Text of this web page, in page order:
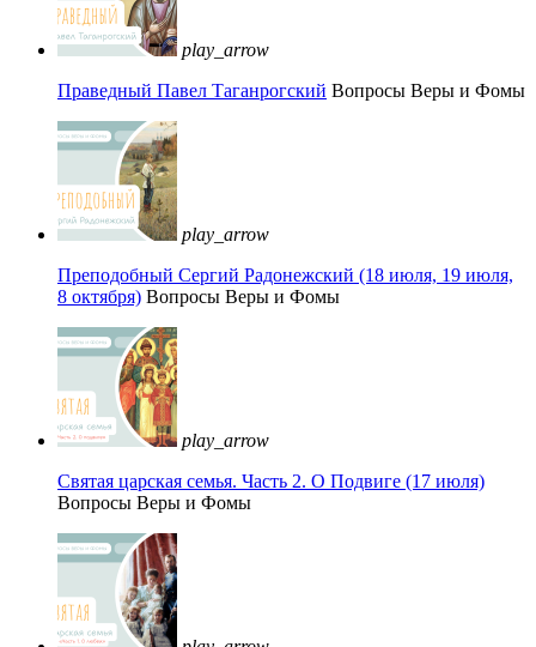
play_arrow
Праведный Павел Таганрогский Вопросы Веры и Фомы
play_arrow
Преподобный Сергий Радонежский (18 июля, 19 июля,
8 октября) Вопросы Веры и Фомы
play_arrow
Святая царская семья. Часть 2. О Подвиге (17 июля)
Вопросы Веры и Фомы